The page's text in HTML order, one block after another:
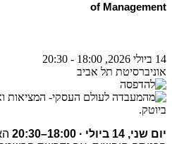
of Management
14 ביולי 2026, 18:00 - 20:30
אוניברסיטת תל אביב
יום שני, 14 ביולי · 18:00–20:30